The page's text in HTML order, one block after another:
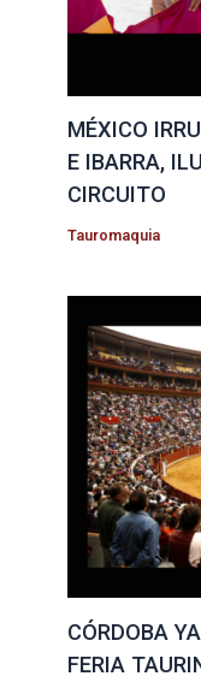
MÉXICO
E IBARRA,
CIRCUITO
Tauromaquia
CÓRDOBA
FERIA